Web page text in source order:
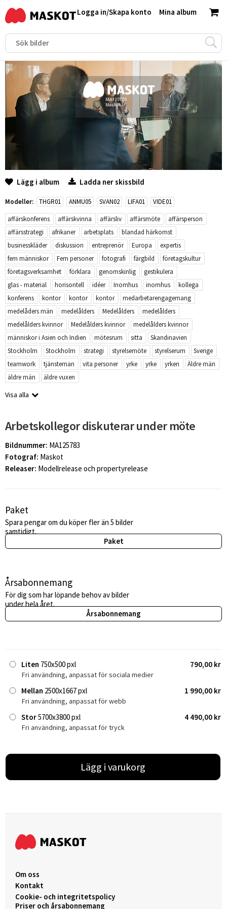
Mina album
Logga in/Skapa konto
Lägg i album Ladda ner skissbild
Modeller: THGR01 ANMU05 SVAN02 LIFA01
VIDE01
affärskonferens
affärskvinna affärsliv affärsmöte
affärsperson
affärsstrategi
afrikaner arbetsplats
blandad härkomst
businesskläder
diskussion entreprenör Europa
expertis
fem människor
Fem personer fotografi färgbild
företagskultur
företagsverksamhet
förklara genomskinlig
gestikulera
glas - material
horisontell idéer Inomhus inomhus
kollega
konferens
kontor kontor kontor
medarbetarengagemang
medelåders män
medelålders Medelålders
medelålders
medelålders kvinnor
Medelålders kvinnor
medelålders kvinnor
människor i Asien och Indien
mötesrum sitta
Skandinavien
Stockholm
Stockholm strategi styrelsemöte styrelserum
Sverige
teamwork
tjänsteman vita personer yrke yrke yrken
Äldre män
äldre män
äldre vuxen
Visa alla
Arbetskollegor diskuterar under möte
Bildnummer: MA125783
Fotograf: Maskot
Releaser: Modellrelease och propertyrelease
Paket
Spara pengar om du köper fler än 5 bilder
samtidigt.
Paket
Årsabonnemang
För dig som har löpande behov av bilder
under hela året.
Årsabonnemang
Liten 750x500 pxl 790,00 kr
Fri användning, anpassat för sociala medier
Mellan 2500x1667 pxl 1 990,00 kr
Fri användning, anpassat för webb
Stor5700x3800 pxl 4 490,00 kr
Fri användning, anpassat för tryck
Lägg i varukorg
Om oss
Kontakt
Cookie- och integritetspolicy
Priser och årsabonnemang